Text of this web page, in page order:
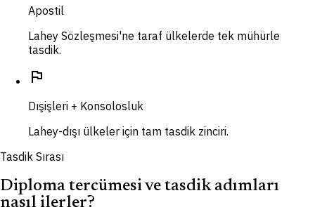
Apostil
Lahey Sözleşmesi'ne taraf ülkelerde tek mühürle
tasdik.
flag
Dışişleri + Konsolosluk
Lahey-dışı ülkeler için tam tasdik zinciri.
Tasdik Sırası
Diploma tercümesi ve tasdik adımları
nasıl ilerler?